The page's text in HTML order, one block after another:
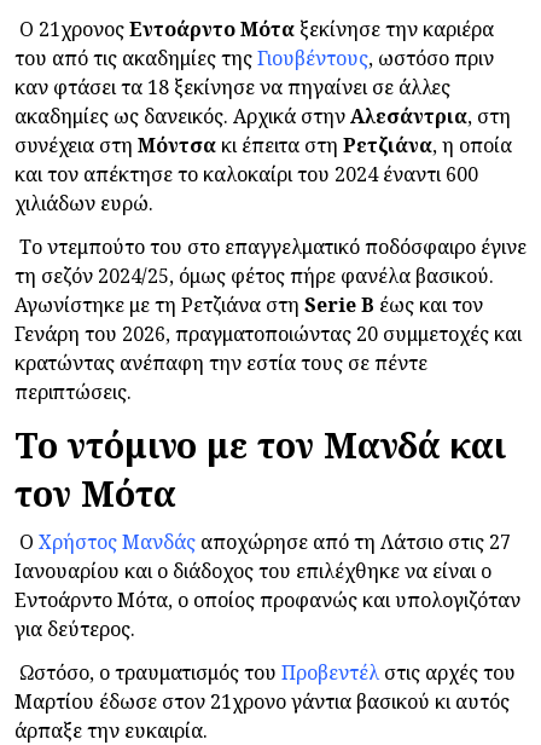
Ο 21χρονοςΕντοάρντοΜότα ξεκίνησε την καριέρα
του από τις ακαδημίες τηςΓιουβέντους, ωστόσο πριν
καν φτάσει τα 18 ξεκίνησε να πηγαίνει σε άλλες
ακαδημίες ως δανεικός. Αρχικά στηνΑλεσάντρια, στη
συνέχεια στη Μόντσα κι έπειτα στη Ρετζιάνα, η οποία
και τον απέκτησε το καλοκαίρι του 2024 έναντι 600
χιλιάδων ευρώ.
Το ντεμπούτο του στο επαγγελματικό ποδόσφαιρο έγινε
τη σεζόν 2024/25, όμως φέτος πήρε φανέλα βασικού.
Αγωνίστηκε με τη Ρετζιάνα στη Serie B έως και τον
Γενάρη του 2026, πραγματοποιώντας 20 συμμετοχές και
κρατώντας ανέπαφη την εστία τους σε πέντε
περιπτώσεις.
Το ντόμινο με τον Μανδά και
τον Μότα
Ο Χρήστος Μανδάς αποχώρησε από τη Λάτσιο στις 27
Ιανουαρίου και ο διάδοχος του επιλέχθηκε να είναι ο
Εντοάρντο Μότα, ο οποίος προφανώς και υπολογιζόταν
για δεύτερος.
Ωστόσο, ο τραυματισμός του Προβεντέλστις αρχές του
Μαρτίου έδωσε στον 21χρονο γάντια βασικού κι αυτός
άρπαξε την ευκαιρία.